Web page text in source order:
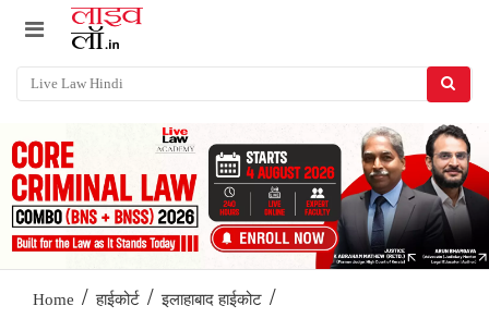
Home / हाईकोर्ट / इलाहाबाद हाईकोट /